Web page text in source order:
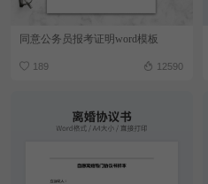
同意公务员报考证明word模板
189 12590